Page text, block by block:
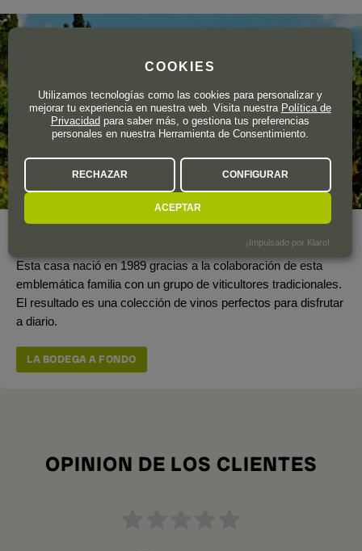
Esta casa nació en 1989 gracias a la colaboración de esta
emblemática familia con un grupo de viticultores tradicionales.
El resultado es una colección de vinos perfectos para disfrutar
a diario.
LA BODEGA A FONDO
OPINION DE LOS CLIENTES
COOKIES
Utilizamos tecnologías como las cookies para personalizar y
mejorar tu experiencia en nuestra web. Visita nuestra Política de
Privacidadpara saber más, o gestiona tus preferencias
personales en nuestra Herramienta de Consentimiento.
RECHAZAR CONFIGURAR
ACEPTAR
¡Impulsado por Klaro!